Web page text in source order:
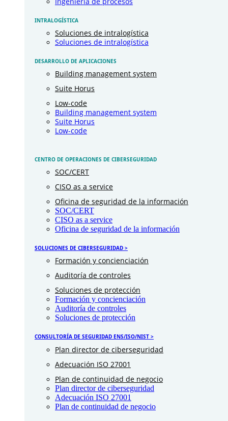
INTRALOGÍSTICA
Soluciones de intralogística
Soluciones de intralogística
DESARROLLO DE APLICACIONES
Building management system
Suite Horus
Low-code
Building management system
Suite Horus
Low-code
CENTRO DE OPERACIONES DE CIBERSEGURIDAD
SOC/CERT
CISO as a service
Oficina de seguridad de la información
SOC/CERT
CISO as a service
Oficina de seguridad de la información
SOLUCIONES DE CIBERSEGURIDAD >
Formación y concienciación
Auditoría de controles
Soluciones de protección
Formación y concienciación
Auditoría de controles
Soluciones de protección
CONSULTORÍA DE SEGURIDAD ENS/ISO/NIST >
Plan director de ciberseguridad
Adecuación ISO 27001
Plan de continuidad de negocio
Plan director de ciberseguridad
Adecuación ISO 27001
Plan de continuidad de negocio